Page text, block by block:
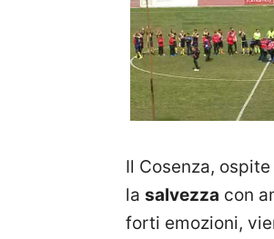
Il Cosenza,
la salvezza con
forti emozioni,